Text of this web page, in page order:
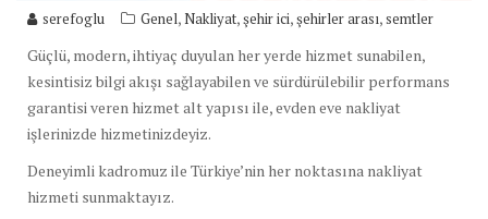
serefoglu Genel,Nakliyat,şehir ici,şehirler arası,semtler
Güçlü, modern, ihtiyaç duyulan her yerde hizmet sunabilen,
kesintisiz bilgi akışı sağlayabilen ve sürdürülebilir performans
garantisi veren hizmet alt yapısı ile, evden eve nakliyat
işlerinizde hizmetinizdeyiz.
Deneyimli kadromuz ile Türkiye’nin her noktasına nakliyat
hizmeti sunmaktayız.